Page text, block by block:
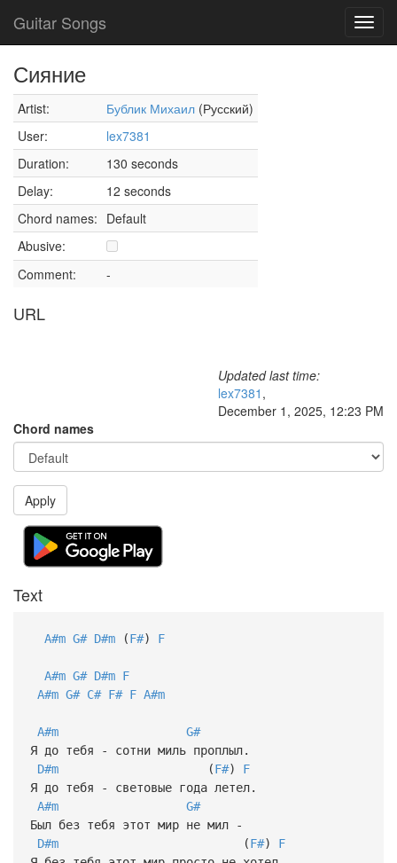
Guitar Songs
Сияние
Artist: Бублик Михаил (Русский)
User:
lex7381
Duration:
130 seconds
Delay:
12 seconds
Chord names: Default
Abusive:
Comment:
-
URL
Updated last time:
lex7381 ,
December 1, 2025, 12:23 PM
Chord names
Apply
Text
A#m G# D#m(F#) F
A#m G# D#m F
A#m G# C# F# F A#m
A#m
G#
Я до тебя - сотни миль проплыл.
D#m(F#) F
Я до тебя - световые года летел.
A#m
G#
Был без тебя этот мир не мил -
D#m(F#) F